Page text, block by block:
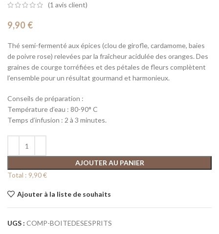
(1 avis client)
9,90 €
Thé semi-fermenté aux épices (clou de girofle, cardamome, baies
de poivre rose) relevées par la fraîcheur acidulée des oranges. Des
graines de courge torréfiées et des pétales de fleurs complètent
l’ensemble pour un résultat gourmand et harmonieux.
Conseils de préparation :
Température d’eau : 80-90° C
Temps d’infusion : 2 à 3 minutes.
AJOUTER AU PANIER
Total : 9,90 €
Ajouter à la liste de souhaits
UGS : COMP-BOITEDESESPRITS